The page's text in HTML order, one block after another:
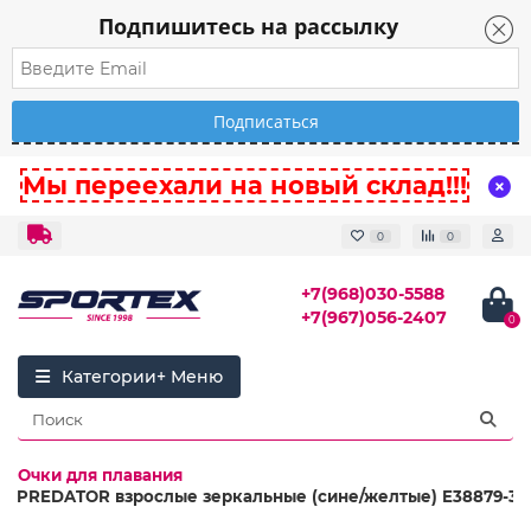
Подпишитесь на рассылку
Мы переехали на новый склад!!!
0 0
+7(968)030-5588
+7(967)056-2407
0
Категории
Очки для плавания
PREDATOR взрослые зеркальные (сине/желтые) E38879-3